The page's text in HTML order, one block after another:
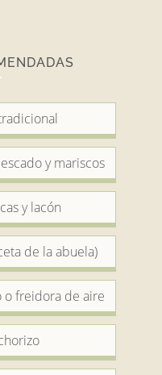
y mariscos
y lacón
de la abuela)
o freidora de aire